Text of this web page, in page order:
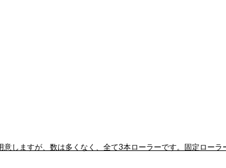
しますが、数は多くなく、全て3本ローラーです。固定ローラ